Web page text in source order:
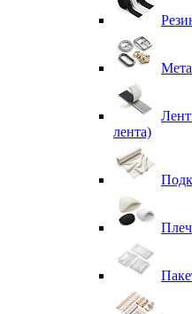
лента)